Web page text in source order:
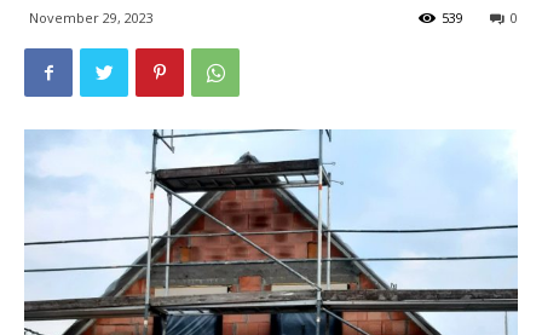
November 29, 2023 0
539